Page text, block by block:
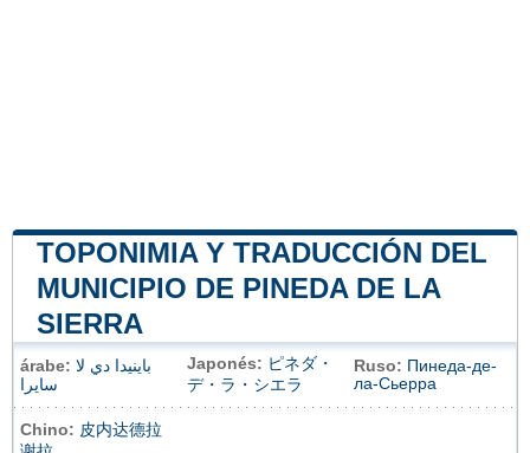
TOPONIMIA Y TRADUCCIÓN DEL
MUNICIPIO DE PINEDA DE LA
SIERRA
árabe: باينيدا دي لا
سايرا
Japonés: ピネダ・
デ・ラ・シエラ
Ruso: Пинеда-де-
ла-Сьерра
Chino: 皮内达德拉